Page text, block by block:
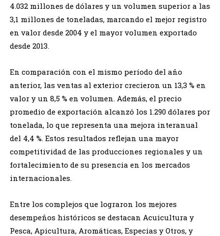
4.032 millones de dólares y un volumen superior a las
3,1 millones de toneladas, marcando el mejor registro
en valor desde 2004 y el mayor volumen exportado
desde 2013.
En comparación con el mismo período del año
anterior, las ventas al exterior crecieron un 13,3 % en
valor y un 8,5 % en volumen. Además, el precio
promedio de exportación alcanzó los 1.290 dólares por
tonelada, lo que representa una mejora interanual
del 4,4 %. Estos resultados reflejan una mayor
competitividad de las producciones regionales y un
fortalecimiento de su presencia en los mercados
internacionales.
Entre los complejos que lograron los mejores
desempeños históricos se destacan Acuicultura y
Pesca, Apicultura, Aromáticas, Especias y Otros, y